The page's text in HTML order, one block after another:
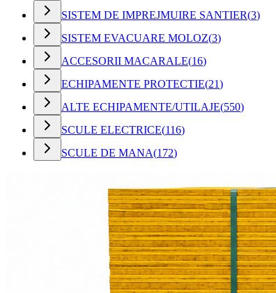
SISTEM DE IMPREJMUIRE SANTIER(3)
SISTEM EVACUARE MOLOZ(3)
ACCESORII MACARALE(16)
ECHIPAMENTE PROTECTIE(21)
ALTE ECHIPAMENTE/UTILAJE(550)
SCULE ELECTRICE(116)
SCULE DE MANA(172)